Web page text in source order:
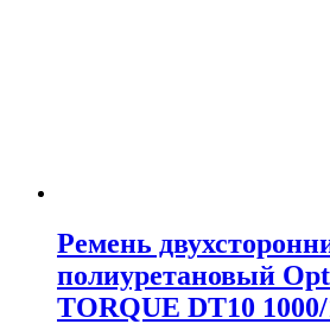
Ремень
полиуретановый
TORQUE DT10